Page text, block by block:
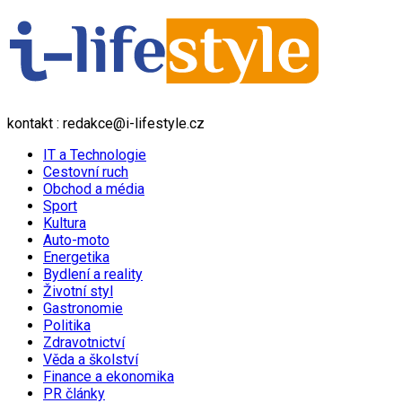
kontakt : redakce@i-lifestyle.cz
IT a Technologie
Cestovní ruch
Obchod a média
Sport
Kultura
Auto-moto
Energetika
Bydlení a reality
Životní styl
Gastronomie
Politika
Zdravotnictví
Věda a školství
Finance a ekonomika
PR články